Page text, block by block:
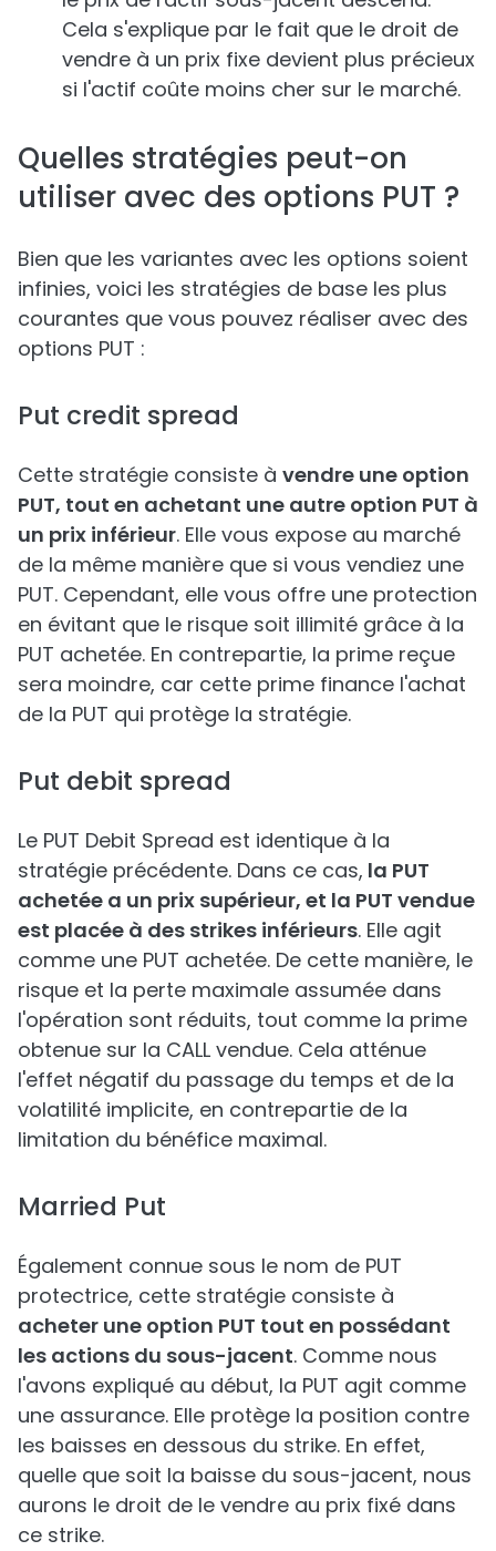
Cela s'explique par le fait que le droit de
vendre à un prix fixe devient plus précieux
si l'actif coûte moins cher sur le marché.
Quelles stratégies peut-on
utiliser avec des options PUT ?
Bien que les variantes avec les options soient
infinies, voici les stratégies de base les plus
courantes que vous pouvez réaliser avec des
options PUT :
Put credit spread
Cette stratégie consiste à vendre une option
PUT, tout en achetant une autre option PUT à
un prix inférieur. Elle vous expose au marché
de la même manière que si vous vendiez une
PUT. Cependant, elle vous offre une protection
en évitant que le risque soit illimité grâce à la
PUT achetée. En contrepartie, la prime reçue
sera moindre, car cette prime finance l'achat
de la PUT qui protège la stratégie.
Put debit spread
Le PUT Debit Spread est identique à la
stratégie précédente. Dans ce cas, la PUT
achetée a un prix supérieur, et la PUT vendue
est placée à des strikes inférieurs. Elle agit
comme une PUT achetée. De cette manière, le
risque et la perte maximale assumée dans
l'opération sont réduits, tout comme la prime
obtenue sur la CALL vendue. Cela atténue
l'effet négatif du passage du temps et de la
volatilité implicite, en contrepartie de la
limitation du bénéfice maximal.
Married Put
Également connue sous le nom de PUT
protectrice, cette stratégie consiste à
acheter une option PUT tout en possédant
les actions du sous-jacent. Comme nous
l'avons expliqué au début, la PUT agit comme
une assurance. Elle protège la position contre
les baisses en dessous du strike. En effet,
quelle que soit la baisse du sous-jacent, nous
aurons le droit de le vendre au prix fixé dans
ce strike.